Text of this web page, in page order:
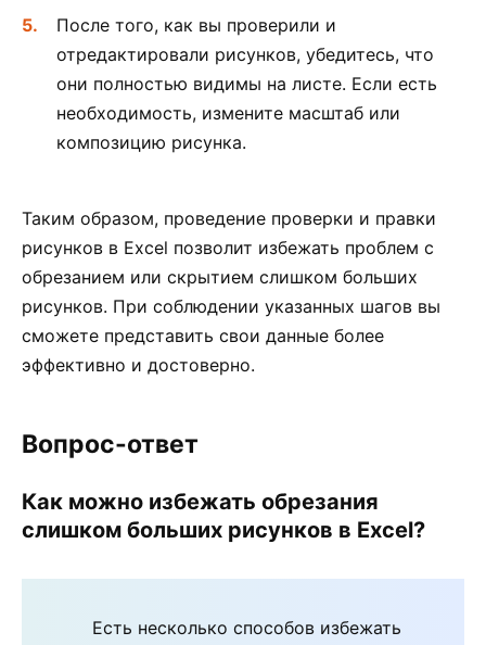
После того, как вы проверили и
отредактировали рисунков, убедитесь, что
они полностью видимы на листе. Если есть
необходимость, измените масштаб или
композицию рисунка.
Таким образом, проведение проверки и правки
рисунков в Excel позволит избежать проблем с
обрезанием или скрытием слишком больших
рисунков. При соблюдении указанных шагов вы
сможете представить свои данные более
эффективно и достоверно.
Вопрос-ответ
Как можно избежать обрезания
слишком больших рисунков в Excel?
Есть несколько способов избежать